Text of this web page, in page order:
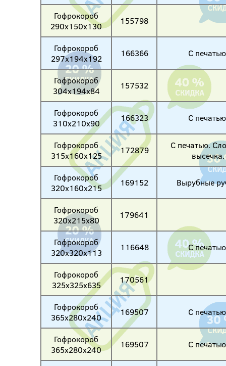
Гофрокороб
290х150х130
155798
Гофрокороб
297х194х192
166366 С
Гофрокороб
304х194х84
157532
Гофрокороб
310х210х90
166323 С
Гофрокороб
315х160х125
172879
С печатью.
высечка.
Гофрокороб
320х160х215
169152 Вырубные
Гофрокороб
320х215х80
179641
Гофрокороб
320х320х113
116648 С
Гофрокороб
325х325х635
170561
Гофрокороб
365х280х240
169507 С
Гофрокороб
365х280х240
169507 С